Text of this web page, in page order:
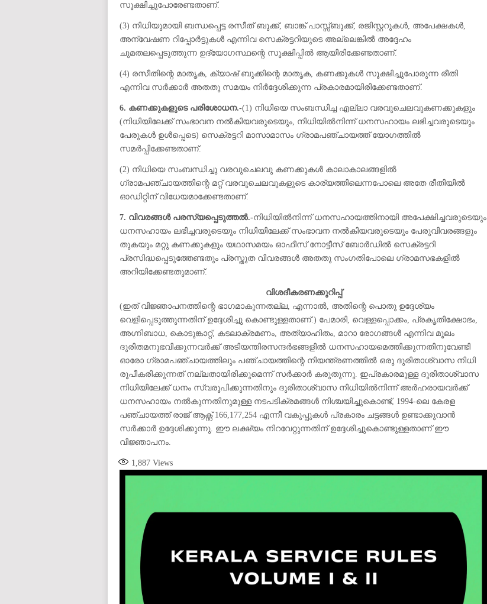
സൂക്ഷിച്ചുപോരേണ്ടതാണ്.
(3) നിധിയുമായി ബന്ധപ്പെട്ട രസീത് ബുക്ക്, ബാങ്ക് പാസ്സ്ബുക്ക്, രജിസ്റ്ററുകൾ, അപേക്ഷകൾ,
അന്വേഷണ റിപ്പോർട്ടുകൾ എന്നിവ സെക്രട്ടറിയുടെ അല്ലെങ്കിൽ അദ്ദേഹം
ചുമതലപ്പെടുത്തുന്ന ഉദ്യോഗസ്ഥന്റെ സൂക്ഷിപ്പിൽ ആയിരിക്കേണ്ടതാണ്.
(4) രസീതിന്റെ മാതൃക, ക്യാഷ് ബുക്കിന്റെ മാതൃക, കണക്കുകൾ സൂക്ഷിച്ചുപോരുന്ന രീതി
എന്നിവ സർക്കാർ അതതു സമയം നിർദ്ദേശിക്കുന്ന പ്രകാരമായിരിക്കേണ്ടതാണ്.
6. കണക്കുകളുടെ പരിശോധന.-(1) നിധിയെ സംബന്ധിച്ച എല്ലാ വരവുചെലവുകണക്കുകളും
(നിധിയിലേക്ക് സംഭാവന നൽകിയവരുടെയും, നിധിയിൽനിന്ന് ധനസഹായം ലഭിച്ചവരുടെയും
പേരുകൾ ഉൾപ്പെടെ) സെക്രട്ടറി മാസാമാസം ഗ്രാമപഞ്ചായത്ത് യോഗത്തിൽ
സമർപ്പിക്കേണ്ടതാണ്.
(2) നിധിയെ സംബന്ധിച്ചു വരവുചെലവു കണക്കുകൾ കാലാകാലങ്ങളിൽ
ഗ്രാമപഞ്ചായത്തിന്റെ മറ്റ് വരവുചെലവുകളുടെ കാര്യത്തിലെന്നപോലെ അതേ രീതിയിൽ
ഓഡിറ്റിന് വിധേയമാക്കേണ്ടതാണ്.
7. വിവരങ്ങൾ പരസ്യപ്പെടുത്തൽ.-നിധിയിൽനിന്ന് ധനസഹായത്തിനായി അപേക്ഷിച്ചവരുടെയും
ധനസഹായം ലഭിച്ചവരുടെയും നിധിയിലേക്ക് സംഭാവന നൽകിയവരുടെയും പേരുവിവരങ്ങളും
തുകയും മറ്റു കണക്കുകളും യഥാസമയം ഓഫീസ് നോട്ടീസ് ബോർഡിൽ സെക്രട്ടറി
പ്രസിദ്ധപ്പെടുത്തേണ്ടതും പ്രസ്തുത വിവരങ്ങൾ അതതു സംഗതിപോലെ ഗ്രാമസഭകളിൽ
അറിയിക്കേണ്ടതുമാണ്.
വിശദീകരണക്കുറിപ്പ്
(ഇത് വിജ്ഞാപനത്തിന്റെ ഭാഗമാകുന്നതല്ല, എന്നാൽ, അതിന്റെ പൊതു ഉദ്ദേശ്യം
വെളിപ്പെടുത്തുന്നതിന് ഉദ്ദേശിച്ചു കൊണ്ടുള്ളതാണ്.) പേമാരി, വെള്ളപ്പൊക്കം, പ്രകൃതിക്ഷോഭം,
അഗ്നിബാധ, കൊടുങ്കാറ്റ്, കടലാക്രമണം, അത്യാഹിതം, മാറാ രോഗങ്ങൾ എന്നിവ മൂലം
ദുരിതമനുഭവിക്കുന്നവർക്ക് അടിയന്തിരസന്ദർഭങ്ങളിൽ ധനസഹായമെത്തിക്കുന്നതിനുവേണ്ടി
ഓരോ ഗ്രാമപഞ്ചായത്തിലും പഞ്ചായത്തിന്റെ നിയന്ത്രണത്തിൽ ഒരു ദുരിതാശ്വാസ നിധി
രൂപീകരിക്കുന്നത് നല്ലതായിരിക്കുമെന്ന് സർക്കാർ കരുതുന്നു. ഇപ്രകാരമുള്ള ദുരിതാശ്വാസ
നിധിയിലേക്ക് ധനം സ്വരൂപിക്കുന്നതിനും ദുരിതാശ്വാസ നിധിയിൽനിന്ന് അർഹരായവർക്ക്
ധനസഹായം നൽകുന്നതിനുമുള്ള നടപടിക്രമങ്ങൾ നിശ്ചയിച്ചുകൊണ്ട്, 1994-ലെ കേരള
പഞ്ചായത്ത് രാജ് ആക്റ്റ് 166,177,254 എന്നീ വകുപ്പുകൾ പ്രകാരം ചട്ടങ്ങൾ ഉണ്ടാക്കുവാൻ
സർക്കാർ ഉദ്ദേശിക്കുന്നു. ഈ ലക്ഷ്യം നിറവേറ്റുന്നതിന് ഉദ്ദേശിച്ചുകൊണ്ടുള്ളതാണ് ഈ
വിജ്ഞാപനം.
1,887 Views